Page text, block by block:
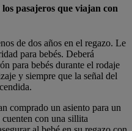
pasajeros que viajan con
de dos años en el regazo. Le
para bebés. Deberá
para bebés durante el rodaje
y siempre que la señal del
comprado un asiento para un
con una sillita